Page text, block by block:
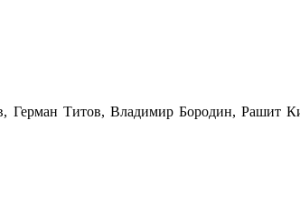
Титов, Владимир Бородин, Рашит